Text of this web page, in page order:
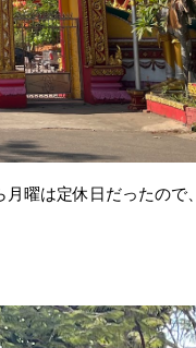
曜は定休日だったので、